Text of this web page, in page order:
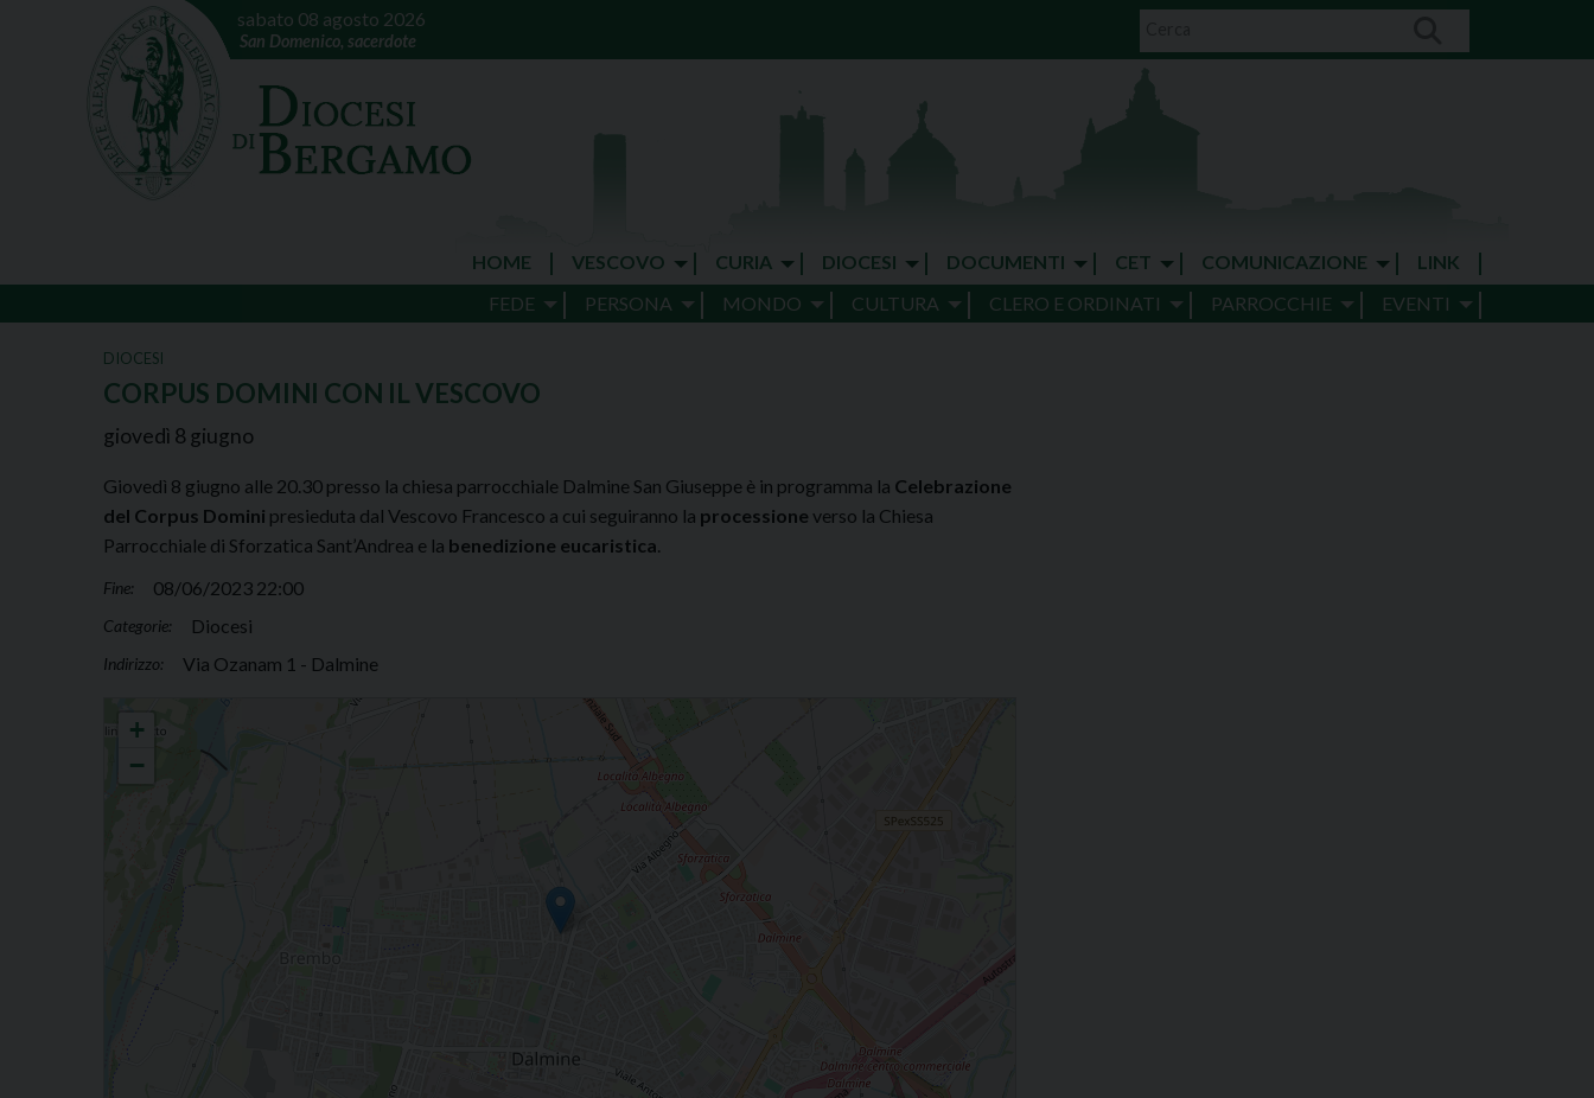
sabato 08 agosto 2026
San Domenico, sacerdote
HOME VESCOVO CURIA DIOCESI DOCUMENTI CET COMUNICAZIONE
LINK
FEDE
PERSONA MONDO CULTURA CLERO E ORDINATI PARROCCHIE EVENTI
DIOCESI
CORPUS DOMINI CON IL VESCOVO
giovedì 8 giugno
Giovedì 8 giugno alle 20.30 presso la chiesa parrocchiale Dalmine San Giuseppe è in programma la Celebrazione
del Corpus Domini presieduta dal Vescovo Francesco a cui seguiranno la processione verso la Chiesa
Parrocchiale di Sforzatica Sant’Andrea e la benedizione eucaristica
Fine: 08/06/2023 22:00
Categorie: Diocesi
Indirizzo: Via Ozanam 1 - Dalmine
+
−